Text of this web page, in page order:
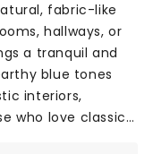
fabric-like
hallways, or
a tranquil and
blue tones
interiors,
who love classic